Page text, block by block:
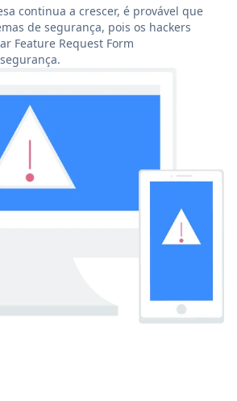
continua a crescer, é provável que
de segurança, pois os hackers
Feature Request Form